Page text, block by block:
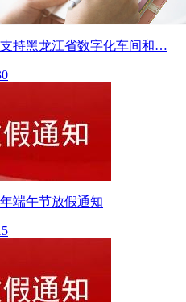
支持黑龙江省数字化车间和…
端午节放假通知